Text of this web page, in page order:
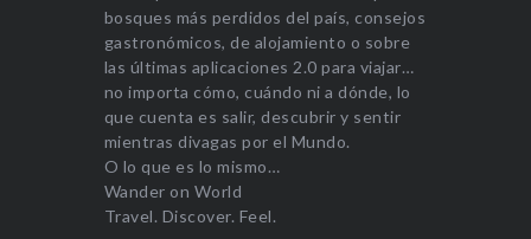
bosques más perdidos del país, consejos
gastronómicos, de alojamiento o sobre
las últimas aplicaciones 2.0 para viajar…
no importa cómo, cuándo ni a dónde, lo
que cuenta es salir, descubrir y sentir
mientras divagas por el Mundo.
O lo que es lo mismo…
Wander on World
Travel. Discover. Feel.